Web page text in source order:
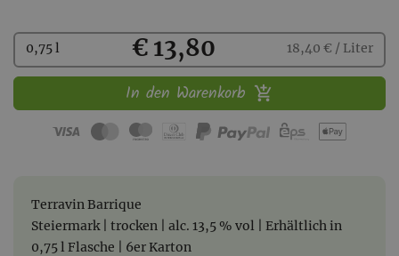
Kaufen
0,75 l € 13,80 18,40 € / Liter
In den Warenkorb
Terravin Barrique
Steiermark | trocken | alc. 13,5 % vol | Erhältlich in
0,75 l Flasche | 6er Karton